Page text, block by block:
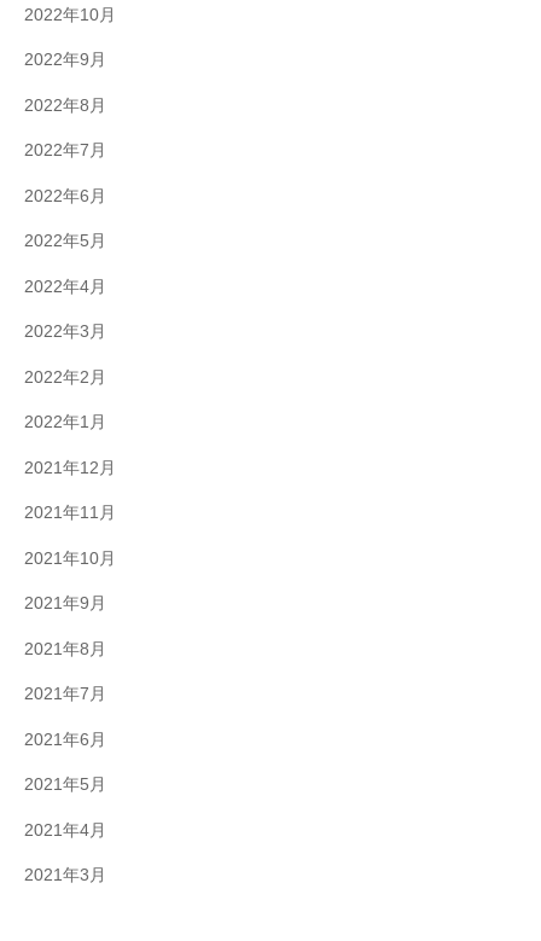
2022年10月
2022年9月
2022年8月
2022年7月
2022年6月
2022年5月
2022年4月
2022年3月
2022年2月
2022年1月
2021年12月
2021年11月
2021年10月
2021年9月
2021年8月
2021年7月
2021年6月
2021年5月
2021年4月
2021年3月